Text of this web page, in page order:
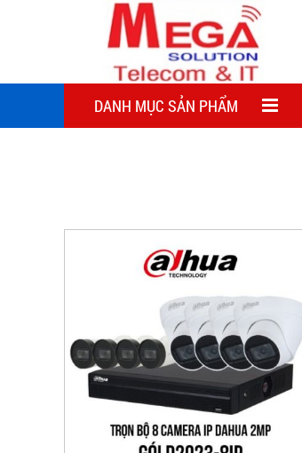
DANH MỤC SẢN PHẨM